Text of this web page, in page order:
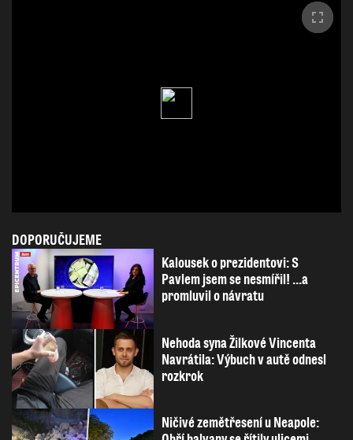
DOPORUČUJEME
Kalousek o prezidentovi: S
Pavlem jsem se nesmířil! ...a
promluvil o návratu
Nehoda syna Žilkové Vincenta
Navrátila: Výbuch v autě odnesl
rozkrok
Ničivé zemětřesení u Neapole: